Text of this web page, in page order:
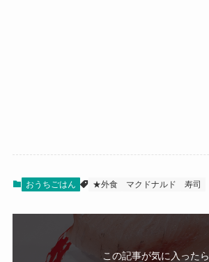
おうちごはん ★外食 マクドナルド 寿司
この記事が気に入ったら